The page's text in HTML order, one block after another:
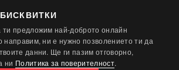
ти предложим най-доброто онлайн
направим, ни е нужно позволението ти да
данни. Ще ги пазим отговорно,
ни Политика за поверителност.